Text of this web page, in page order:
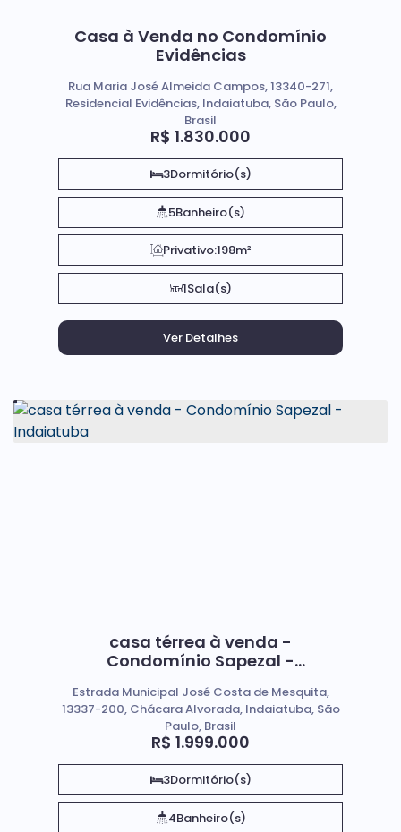
Casa à Venda no Condomínio
Evidências
R$ 1.830.000
Rua Maria José Almeida Campos, 13340-271,
Residencial Evidências, Indaiatuba, São Paulo,
Brasil
3Dormitório(s)
5Banheiro(s)
Privativo:198m²
1Sala(s)
casa térrea à venda -
Condomínio Sapezal -
R$ 1.999.000
Estrada Municipal José Costa de Mesquita,
13337-200, Chácara Alvorada, Indaiatuba, São
Paulo, Brasil
3Dormitório(s)
4Banheiro(s)